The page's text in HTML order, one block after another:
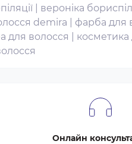
вероніка
demira
фарба для
для волосся косметика
Онлайн